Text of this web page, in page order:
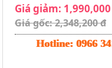
Giá giảm:
Giá gốc: 2,348,200 đ
Hotline: 0966